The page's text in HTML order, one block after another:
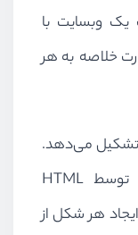
یک وبسایت با
خلاصه به هر
تشکیل می‌دهد.
توسطHTML
هر شکل از